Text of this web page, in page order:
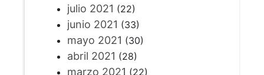
julio 2021 (22)
junio 2021 (33)
mayo 2021 (30)
abril 2021 (28)
marzo 2021 (22)